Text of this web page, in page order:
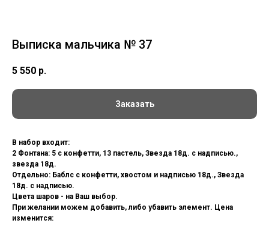
Выписка мальчика № 37
5 550 р.
Заказать
В набор входит:
2 Фонтана: 5 с конфетти, 13 пастель, Звезда 18д. с надписью.,
звезда 18д.
Отдельно: Баблс с конфетти, хвостом и надписью 18д., Звезда
18д. с надписью.
Цвета шаров - на Ваш выбор.
При желании можем добавить, либо убавить элемент. Цена
изменится: